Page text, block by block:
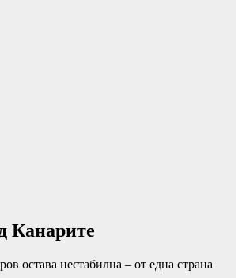
Канарите
остава нестабилна – от една страна